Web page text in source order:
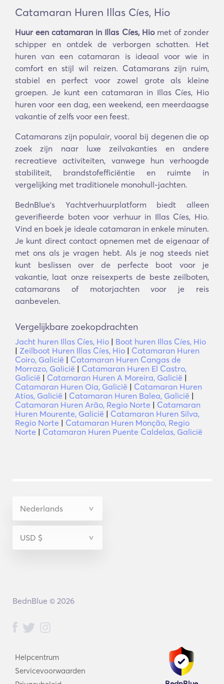
Catamaran Huren Illas Cíes, Hio
Huur een catamaran in Illas Cíes, Hiomet of zonder
schipper en ontdek de verborgen schatten. Het
huren van een catamaran is ideaal voor wie in
comfort en stijl wil reizen. Catamarans zijn ruim,
stabiel en perfect voor zowel grote als kleine
groepen. Je kunt een catamaran in Illas Cíes, Hio
huren voor een dag, een weekend, een meerdaagse
vakantie of zelfs voor een feest.
Catamarans zijn populair, vooral bij degenen die op
zoek zijn naar luxe zeilvakanties en andere
recreatieve activiteiten, vanwege hun verhoogde
stabiliteit, brandstofefficiëntie en ruimte in
vergelijking met traditionele monohull-jachten.
BednBlue's Yachtverhuurplatform biedt alleen
geverifieerde boten voor verhuur in Illas Cíes, Hio.
Vind en boek je ideale catamaran in enkele minuten.
Je kunt direct contact opnemen met de eigenaar of
met ons als je vragen hebt. Als je nog steeds niet
kunt beslissen over de perfecte boot voor je
vakantie, laat onze reisexperts de beste zeilboten,
catamarans of motorjachten voor je reis
aanbevelen.
Vergelijkbare zoekopdrachten
Jacht huren Illas Cíes, Hio | Boot huren Illas Cíes, Hio
| Zeilboot Huren Illas Cíes, Hio | Catamaran Huren
Coiro, Galicië | Catamaran Huren Cangas de
Morrazo, Galicië | Catamaran Huren El Castro,
Galicië | Catamaran Huren A Moreira, Galicië |
Catamaran Huren Oia, Galicië | Catamaran Huren
Atios, Galicië | Catamaran Huren Balea, Galicië |
Catamaran Huren Arão, Regio Norte | Catamaran
Huren Mourente, Galicië | Catamaran Huren Silva,
Regio Norte | Catamaran Huren Monção, Regio
Norte | Catamaran Huren Puente Caldelas, Galicië
Helpcentrum
Servicevoorwaarden
BednBlue © 2026